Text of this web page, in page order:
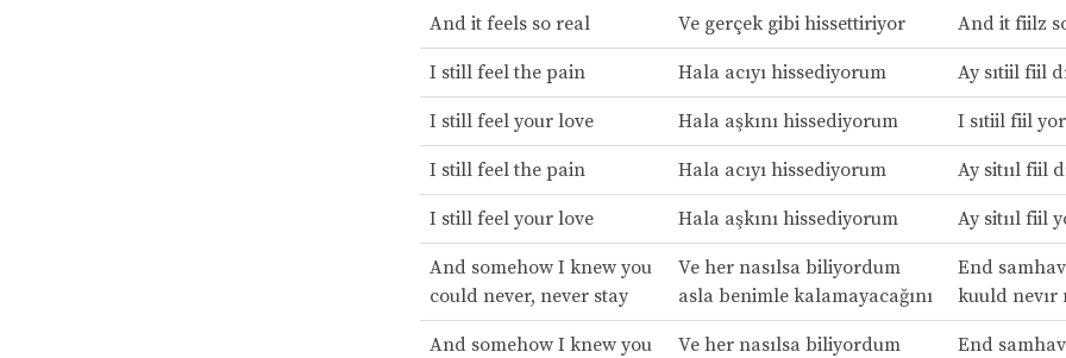
And it feels so real Ve gerçek gibi hissettiriyor And it fiilz
I still feel the pain Hala acıyı hissediyorum Ay sıtiil fiil
I still feel your love Hala aşkını hissediyorum I sıtiil fiil
I still feel the pain Hala acıyı hissediyorum Ay sitııl fiil
I still feel your love Hala aşkını hissediyorum Ay sitııl fiil
And somehow I knew you
could never, never stay
Ve her nasılsa biliyordum
asla benimle kalamayacağını
End
kuuld nevır
And somehow I knew you
Ve her nasılsa biliyordum
End